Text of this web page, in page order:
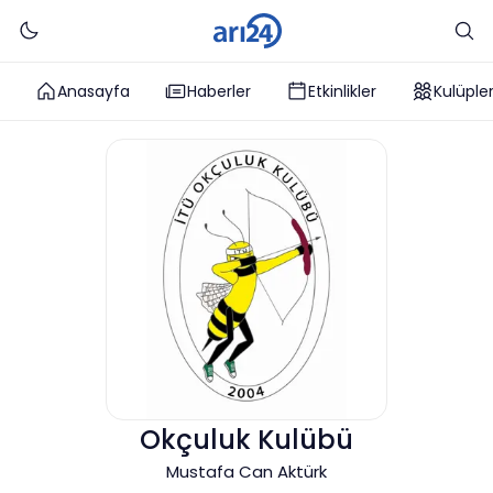
Anasayfa Haberler Etkinlikler Kulüpler
Okçuluk Kulübü
Mustafa Can Aktürk